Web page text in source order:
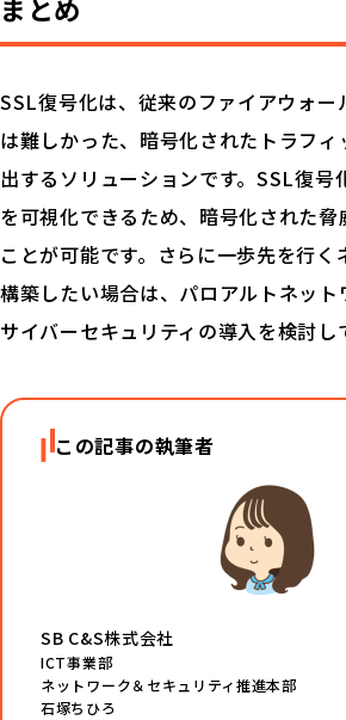
まとめ
SSL復号化は、従来のファイアウォー
は難しかった、暗号化されたトラフ
出するソリューションです。SSL復号
を可視化できるため、暗号化された
ことが可能です。さらに一歩先を行く
構築したい場合は、パロアルトネット
サイバーセキュリティの導入を検討し
この記事の執筆者
SB C&S株式会社
ICT事業部
ネットワーク＆セキュリティ推進本部
石塚ちひろ